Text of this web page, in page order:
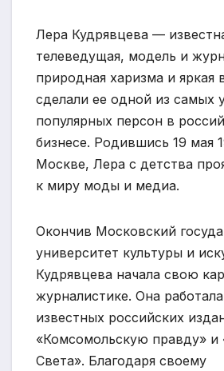
Лера Кудрявцева —
телеведущая, модель и
природная харизма и яркая
сделали ее одной из самых
популярных персон в
бизнесе. Родившись 19 мая
Москве, Лера с детства
к миру моды и медиа.
Окончив Московский
университет культуры и
Кудрявцева начала свою
журналистике. Она
известных российских
«Комсомольскую правду» и
Света». Благодаря своему